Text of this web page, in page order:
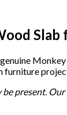
furniture
present.